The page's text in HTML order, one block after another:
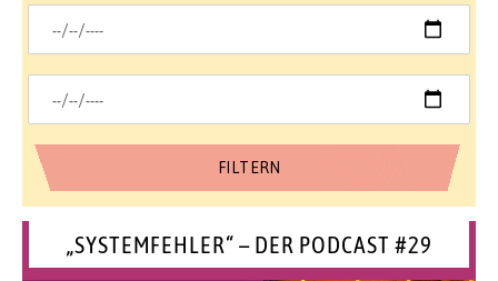
„SYSTEMFEHLER“ – DER PODCAST #29